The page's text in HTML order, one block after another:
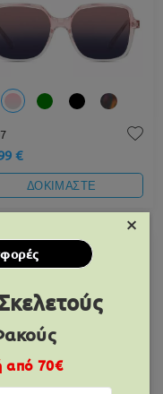
€
ΔΟΚΙΜΑΣΤΕ
×
από 70€